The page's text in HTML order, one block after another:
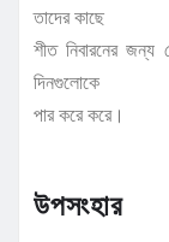
তাদের কাছে
শীত নিবারনের জন্য
দিনগুলোকে
পার করে করে।
উপসংহার